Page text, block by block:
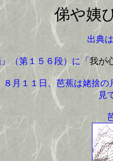
俤や姨
出典
（第１５６段）に「 我が
月１１日、芭蕉は姥捨
見